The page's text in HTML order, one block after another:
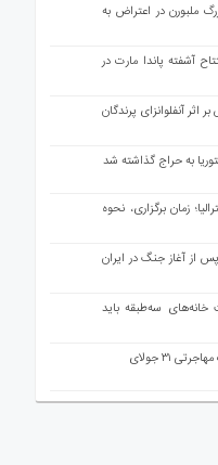
ملبورن در اعتراض به
آشفته پاندا مارت در
آنفلوانزای پرندگان
به حراج گذاشته شد
جامع سرشماری ۲۰۲۶ استرالیا؛ زمان برگزاری، نحوه
از آغاز جنگ در ایران
خانه‌های سه‌طبقه باید
۳۱ جولای